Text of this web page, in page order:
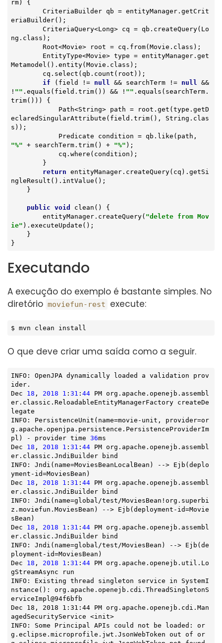
rm)
{
eriaBuilder();
ng.class);
Metamodel().entity(Movie.class);
if (field != null && searchTerm != null
&&
! "" .equals(field.trim()) && ! "" .equals(searchTerm.
trim())) {
eclaredSingularAttribute(field.trim(), String.clas
s));
"%" + searchTerm.trim() + "%" );
return entityManager.createQuery(cq).getSi
ngleResult().intValue();
public void clean ()
{
        entityManager.createQuery(
"delete from Mov
ie" ).executeUpdate();
}
Executando
A execução do exemplo é bastante simples. No
diretório moviefun-rest execute:
$ mvn clean install
O que deve criar uma saída como a seguir.
INFO: OpenJPA dynamically loaded a validation prov
ider.
Dec 18 , 2018 1 : 31 : 44 PM org.apache.openejb.assembl
er.classic.ReloadableEntityManagerFactory createDe
legate
INFO: PersistenceUnit(name=movie-unit, provider=or
g.apache.openjpa.persistence.PersistenceProviderIm
pl) - provider time 36ms
Dec 18 , 2018 1 : 31 : 44 PM org.apache.openejb.assembl
er.classic.JndiBuilder bind
INFO: Jndi(name=MoviesBeanLocalBean) --> Ejb(deplo
yment-id=MoviesBean)
Dec 18 , 2018 1 : 31 : 44 PM org.apache.openejb.assembl
er.classic.JndiBuilder bind
INFO: Jndi(name=global/test/MoviesBean!org.superbi
z.moviefun.MoviesBean) --> Ejb(deployment-id=Movie
sBean)
Dec 18 , 2018 1 : 31 : 44 PM org.apache.openejb.assembl
er.classic.JndiBuilder bind
INFO: Jndi(name=global/test/MoviesBean) --> Ejb(de
ployment-id=MoviesBean)
Dec 18 , 2018 1 : 31 : 44 PM org.apache.openejb.util.Lo
gStreamAsync run
INFO: Existing thread singleton service in SystemI
nstance () : org.apache.openejb.cdi.ThreadSingletonS
erviceImpl@94f6bfb
Dec 18, 2018 1:31:44 PM org.apache.openejb.cdi.Man
agedSecurityService <init>
INFO: Some Principal APIs could not be loaded: or
g.eclipse.microprofile.jwt.JsonWebToken out of or